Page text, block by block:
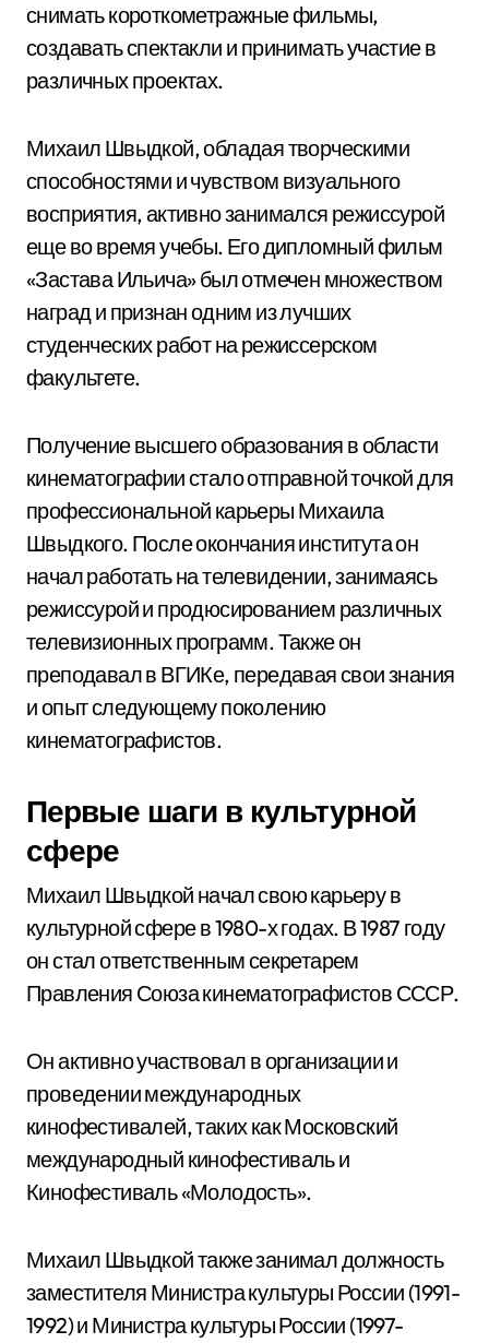
снимать короткометражные фильмы,
создавать спектакли и принимать участие в
различных проектах.
Михаил Швыдкой, обладая творческими
способностями и чувством визуального
восприятия, активно занимался режиссурой
еще во время учебы. Его дипломный фильм
«Застава Ильича» был отмечен множеством
наград и признан одним из лучших
студенческих работ на режиссерском
факультете.
Получение высшего образования в области
кинематографии стало отправной точкой для
профессиональной карьеры Михаила
Швыдкого. После окончания института он
начал работать на телевидении, занимаясь
режиссурой и продюсированием различных
телевизионных программ. Также он
преподавал в ВГИКе, передавая свои знания
и опыт следующему поколению
кинематографистов.
Первые шаги в культурной
сфере
Михаил Швыдкой начал свою карьеру в
культурной сфере в 1980-х годах. В 1987 году
он стал ответственным секретарем
Правления Союза кинематографистов СССР.
Он активно участвовал в организации и
проведении международных
кинофестивалей, таких как Московский
международный кинофестиваль и
Кинофестиваль «Молодость».
Михаил Швыдкой также занимал должность
заместителя Министра культуры России (1991-
1992) и Министра культуры России (1997-